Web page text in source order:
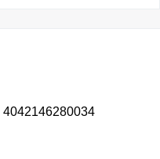
4042146280034